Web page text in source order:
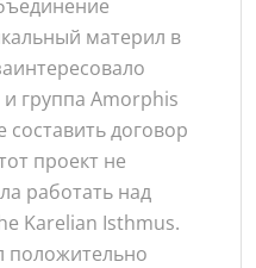
материл в
группа Amorphis
договор
проект не
работать над
Karelian Isthmus.
положительно